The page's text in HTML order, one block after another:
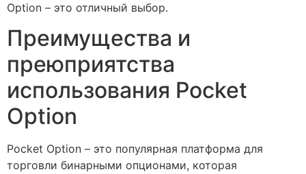
Option – это отличный выбор.
Преимущества и
преюприятства
использования Pocket
Option
Pocket Option – это популярная платформа для
торговли бинарными опционами, которая